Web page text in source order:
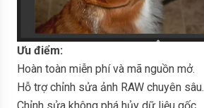
Ưu điểm:
Hoàn toàn miễn phí và mã nguồn mở.
Hỗ trợ chỉnh sửa ảnh RAW chuyên sâu.
Chỉnh sửa không phá hủy dữ liệu gốc.